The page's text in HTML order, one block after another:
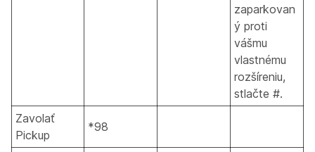
zaparkovan
ý proti
vášmu
vlastnému
rozšíreniu,
stlačte #.
Zavolať
Pickup
*98